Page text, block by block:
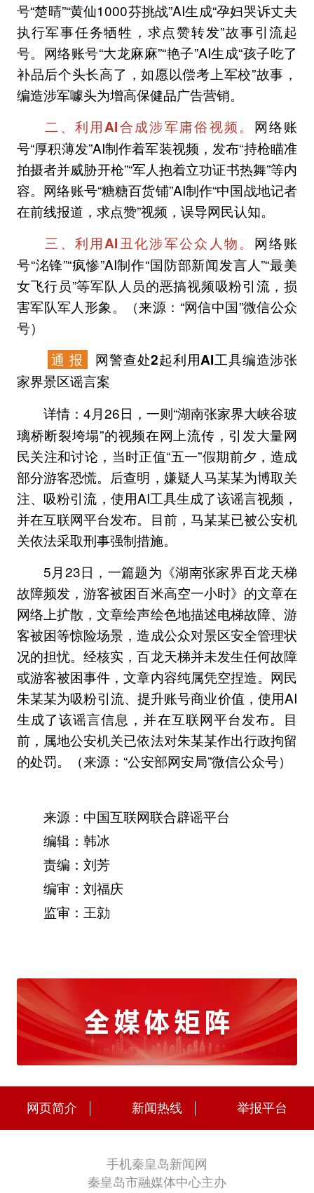
号“楚晴”“黄仙1000芬挑战”AI生成“孕妇哭诉丈夫
执行军事任务牺牲，求点赞转发”故事引流起
号。网络账号“大龙麻麻”“艳子”AI生成“孩子吃了
补品后个头长高了，如愿以偿考上军校”故事，
编造涉军噱头为增高保健品广告营销。
二、利用AI合成涉军庸俗视频。 网络账
号“厚积薄发”AI制作着军装视频，发布“持枪瞄准
拍摄者并威胁开枪”“军人抱着立功证书热舞”等内
容。网络账号“糖糖百货铺”AI制作“中国战地记者
在前线报道，求点赞”视频，误导网民认知。
三、利用AI丑化涉军公众人物。 网络账
号“洺锋”“疯惨”AI制作“国防部新闻发言人”“最美
女飞行员”等军队人员的恶搞视频吸粉引流，损
害军队军人形象。（来源：“网信中国”微信公众
号）
通 报
网警查处2起利用AI工具编造涉张
家界景区谣言案
详情： 4月26日，一则“湖南张家界大峡谷玻
璃桥断裂垮塌”的视频在网上流传，引发大量网
民关注和讨论，当时正值“五一”假期前夕，造成
部分游客恐慌。后查明，嫌疑人马某某为博取关
注、吸粉引流，使用AI工具生成了该谣言视频，
并在互联网平台发布。目前，马某某已被公安机
关依法采取刑事强制措施。
5月23日，一篇题为《湖南张家界百龙天梯
故障频发，游客被困百米高空一小时》的文章在
网络上扩散，文章绘声绘色地描述电梯故障、游
客被困等惊险场景，造成公众对景区安全管理状
况的担忧。经核实，百龙天梯并未发生任何故障
或游客被困事件，文章内容纯属凭空捏造。网民
朱某某为吸粉引流、提升账号商业价值，使用AI
生成了该谣言信息，并在互联网平台发布。目
前，属地公安机关已依法对朱某某作出行政拘留
的处罚。（来源：“公安部网安局”微信公众号）
来源：中国互联网联合辟谣平台
编辑：韩冰
责编：刘芳
编审：刘福庆
监审：王勍
网页简介 新闻热线 举报平台
手机秦皇岛新闻网
秦皇岛市融媒体中心主办